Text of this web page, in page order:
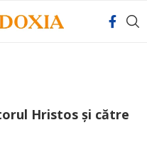
Hristos și către